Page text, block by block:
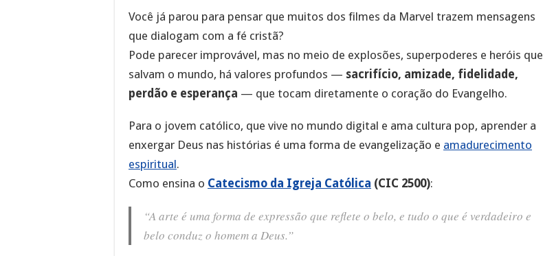
Você já parou para pensar que muitos dos filmes da Marvel trazem mensagens
que dialogam com a fé cristã?
Pode parecer improvável, mas no meio de explosões, superpoderes e heróis que
salvam o mundo, há valores profundos — sacrifício, amizade, fidelidade,
perdão e esperança — que tocam diretamente o coração do Evangelho.
Para o jovem católico, que vive no mundo digital e ama cultura pop, aprender a
enxergar Deus nas histórias é uma forma de evangelização e amadurecimento
espiritual.
Como ensina o Catecismo da Igreja Católica (CIC 2500):
“A arte é uma forma de expressão que reflete o belo, e tudo o que é verdadeiro e
belo conduz o homem a Deus.”